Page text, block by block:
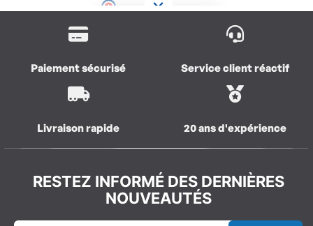
Paiement sécurisé Service client réactif
Livraison rapide 20 ans d'expérience
RESTEZ INFORMÉ DES DERNIÈRES
NOUVEAUTÉS